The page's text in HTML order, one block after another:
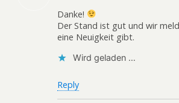
Danke!
Der Stand ist gut und wir
eine Neuigkeit gibt.
Wird geladen …
Reply